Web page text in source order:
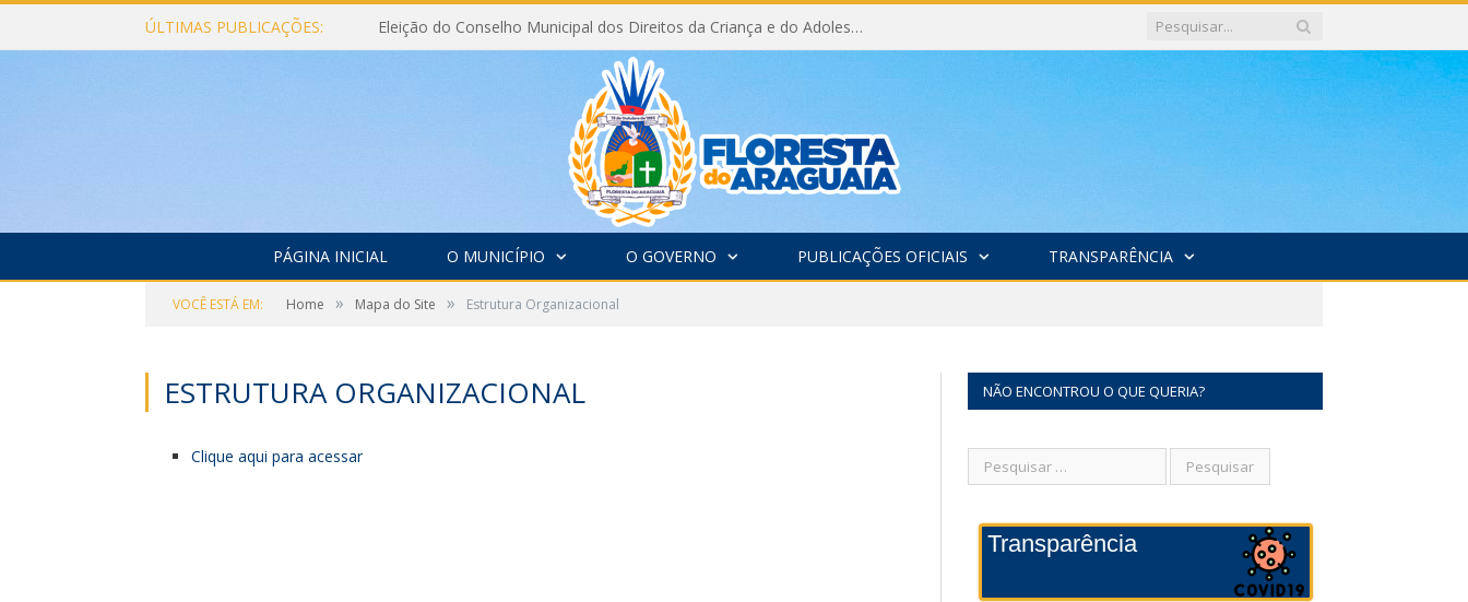
ÚLTIMAS PUBLICAÇÕES: Eleição do Conselho Municipal dos Direitos da Criança e do Adolescente CMDCA 2026
PÁGINA INICIAL O MUNICÍPIO O GOVERNO PUBLICAÇÕES OFICIAIS TRANSPARÊNCIA
VOCÊ ESTÁ EM: Home » Mapa do Site » Estrutura Organizacional
ESTRUTURA ORGANIZACIONAL
Clique aqui para acessar
NÃO ENCONTROU O QUE QUERIA?
Transparência